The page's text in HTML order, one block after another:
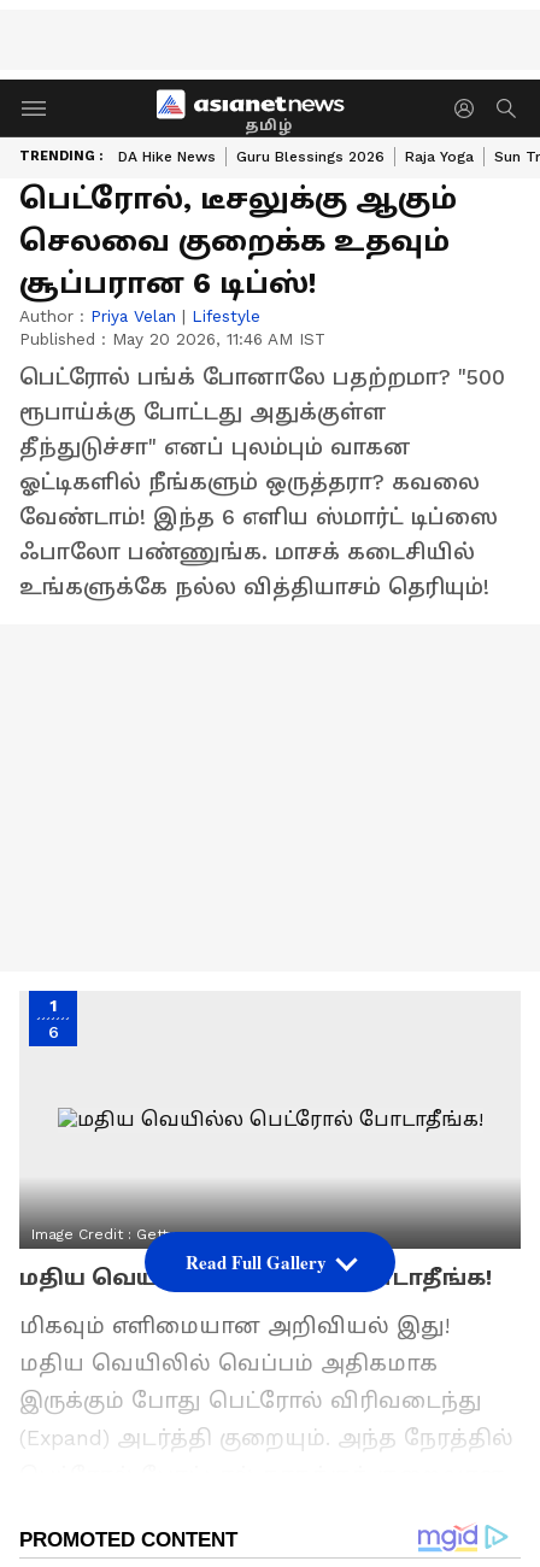
தமிழ்
TRENDING : DA Hike News Guru Blessings 2026 Raja Yoga Sun
பெட்ரோல், டீசலுக்கு ஆகும்
செலவை குறைக்க உதவும்
சூப்பரான 6 டிப்ஸ்!
Author : Priya Velan | Lifestyle
Published : May 20 2026, 11:46 AM IST
பெட்ரோல் பங்க் போனாலே பதற்றமா? "500
ரூபாய்க்கு போட்டது அதுக்குள்ள
தீந்துடுச்சா" எனப் புலம்பும் வாகன
ஓட்டிகளில் நீங்களும் ஒருத்தரா? கவலை
வேண்டாம்! இந்த 6 எளிய ஸ்மார்ட் டிப்ஸை
ஃபாலோ பண்ணுங்க. மாசக் கடைசியில்
உங்களுக்கே நல்ல வித்தியாசம் தெரியும்!
1
6
Image Credit : Getty
மதிய வெயில்ல பெட்ரோல் போடாதீங்க!
மிகவும் எளிமையான அறிவியல் இது!
மதிய வெயிலில் வெப்பம் அதிகமாக
இருக்கும் போது பெட்ரோல் விரிவடைந்து
(Expand) அடர்த்தி குறையும். அந்த நேரத்தில்
காலையிலோ அல்லது இரவிலோ
Read Full Gallery